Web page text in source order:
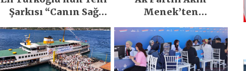
Şarkısı “Canın Sağ
Gördü!..
Menek’ten
heyelan sonrası
kritik uyarı